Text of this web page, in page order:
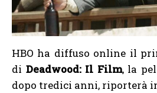
HBO ha diffuso online il
di Deadwood: Il Film, la
dopo tredici anni, riporterà